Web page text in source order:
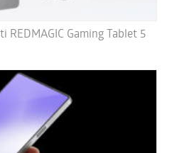
REDMAGIC Gaming Tablet 5